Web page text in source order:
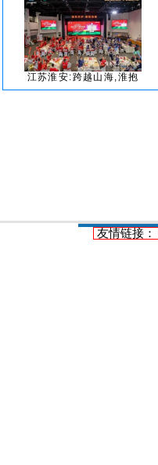
江苏淮安:跨越山海,淮抱
友情链接：